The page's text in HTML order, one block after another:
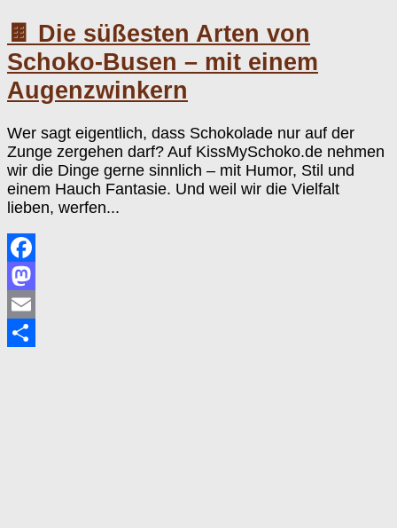
🍫 Die süßesten Arten von
Schoko-Busen – mit einem
Augenzwinkern
Wer sagt eigentlich, dass Schokolade nur auf der
Zunge zergehen darf? Auf KissMySchoko.de nehmen
wir die Dinge gerne sinnlich – mit Humor, Stil und
einem Hauch Fantasie. Und weil wir die Vielfalt
lieben, werfen...
Facebook
Mastodon
Email